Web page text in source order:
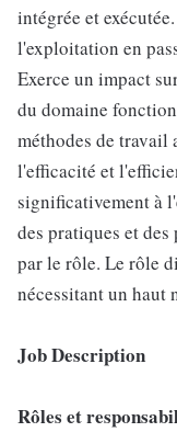
intégrée et
l'exploitation en
Exerce un impact
du domaine
méthodes de travail
l'efficacité et
significativement à
des pratiques et
par le rôle. Le rôle
nécessitant un haut
Job Description
Rôles et